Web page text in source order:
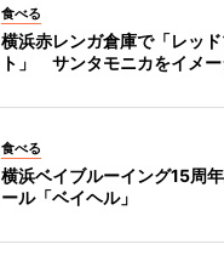
食べる
横浜赤レンガ倉庫で「レッ
ト」 サンタモニカをイメ
食べる
横浜ベイブルーイング15周
ール「ベイヘル」